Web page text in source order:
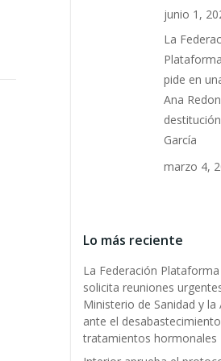
junio 1,
La
pide en
Ana
García
marzo 4,
Lo más reciente
La Federación
solicita reuniones
Ministerio de Sanidad y la
ante el
tratamientos hormonales